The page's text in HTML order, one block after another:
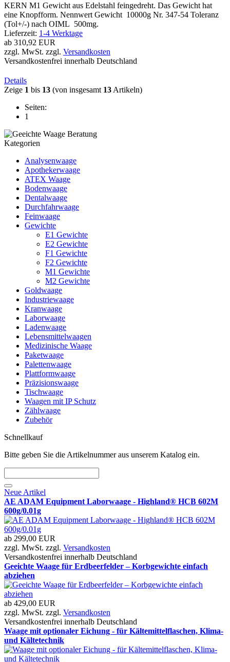
KERN M1 Gewicht aus Edelstahl feingedreht. Das Gewicht hat
eine Knopfform. Nennwert Gewicht 10000g Nr. 347-54 Toleranz
(Tol+/-) nach OIML 500mg.
Lieferzeit: 1-4 Werktage
ab 310,92 EUR
zzgl. MwSt. zzgl. Versandkosten
Versandkostenfrei innerhalb Deutschland
Details
Zeige 1 bis 13 (von insgesamt 13 Artikeln)
Seiten:
1
Kategorien
Analysenwaage
Apothekerwaage
ATEX Waage
Bodenwaage
Dentalwaage
Durchfahrwaage
Feinwaage
Gewichte
E1 Gewichte
E2 Gewichte
F1 Gewichte
F2 Gewichte
M1 Gewichte
M2 Gewichte
Goldwaage
Industriewaage
Kranwaage
Laborwaage
Ladenwaage
Lebensmittelwaagen
Medizinische Waage
Paketwaage
Palettenwaage
Plattformwaage
Präzisionswaage
Tischwaage
Waagen mit IP Schutz
Zählwaage
Zubehör
Schnellkauf
Bitte geben Sie die Artikelnummer aus unserem Katalog ein.
Neue Artikel
AE ADAM Equipment Laborwaage - Highland® HCB 602M
600g/0.01g
ab 299,00 EUR
zzgl. MwSt. zzgl. Versandkosten
Versandkostenfrei innerhalb Deutschland
Geeichte Waage für Erdbeerfelder – Korbgewichte einfach
abziehen
ab 429,00 EUR
zzgl. MwSt. zzgl. Versandkosten
Versandkostenfrei innerhalb Deutschland
Waage mit optionaler Eichung - für Kältemittelflaschen, Klima-
und Kältetechnik